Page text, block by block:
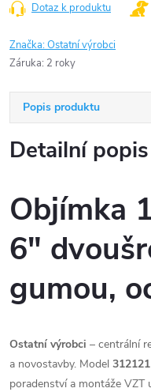
Dotaz k produktu
Značka:Ostatní výrobci
Záruka: 2 roky
Popis produktu
Detailní
Objímka
6"
gumou,
Ostatní výrobci – centrální
a novostavby. Model
poradenství a montáže VZT